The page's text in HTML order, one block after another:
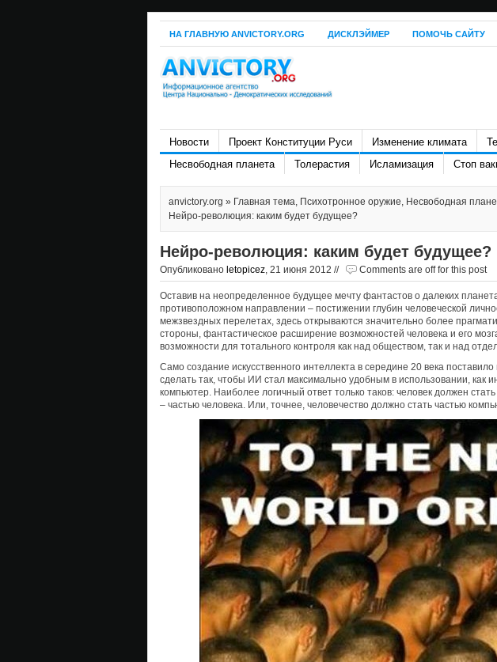
НА ГЛАВНУЮ ANVICTORY.ORG ДИСКЛЭЙМЕР ПОМОЧЬ САЙТУ
Новости Проект Конституции Руси Изменение климата
Несвободная планета
Толерастия Исламизация Стоп
anvictory.org » Главная тема, Психотронное оружие, Несвободная
Нейро-революция: каким будет будущее?
Нейро-революция: каким будет будущее?
Опубликовано letopicez, 21 июня 2012 // Comments are off for this post
Оставив на неопределенное будущее мечту фантастов о далеких
противоположном направлении – постижении глубин человеческой
межзвездных перелетах, здесь открываются значительно более
стороны, фантастическое расширение возможностей человека и его
возможности для тотального контроля как над обществом, так и над
Само создание искусственного интеллекта в середине 20 века
сделать так, чтобы ИИ стал максимально удобным в использовании, как
компьютер. Наиболее логичный ответ только таков: человек должен
– частью человека. Или, точнее, человечество должно стать частью